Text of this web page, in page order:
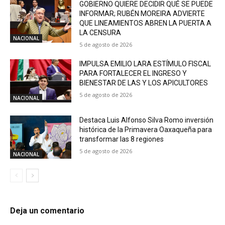
NACIONAL
GOBIERNO QUIERE DECIDIR QUÉ SE PUEDE
INFORMAR; RUBÉN MOREIRA ADVIERTE
QUE LINEAMIENTOS ABREN LA PUERTA A
LA CENSURA
5 de agosto de 2026
NACIONAL
IMPULSA EMILIO LARA ESTÍMULO FISCAL
PARA FORTALECER EL INGRESO Y
BIENESTAR DE LAS Y LOS APICULTORES
5 de agosto de 2026
NACIONAL
Destaca Luis Alfonso Silva Romo inversión
histórica de la Primavera Oaxaqueña para
transformar las 8 regiones
5 de agosto de 2026
Deja un comentario